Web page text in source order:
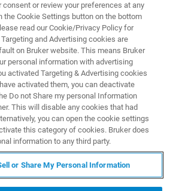
トリプタミンの6位にフッ素を
、5-HT1A受容体に対する親和
低下する…」
せ
検索
consent or review your preferences at any
the Cookie Settings button on the bottom
read our Cookie/Privacy Policy for
and Advertising cookies are
on Bruker website. This means Bruker
personal information with advertising
activated Targeting & Advertising cookies
activated them, you can deactivate
Do not Share my personal Information
This will disable any cookies that had
you can open the cookie settings
this category of cookies. Bruker does
information to any third party.
or Share My Personal Information